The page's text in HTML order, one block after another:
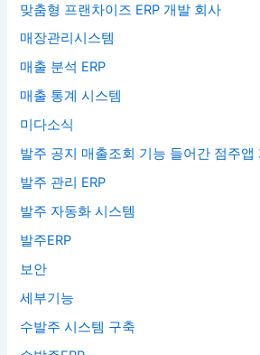
맞춤형 프랜차이즈 ERP 개발 회사
매장관리시스템
매출 분석 ERP
매출 통계 시스템
미다소식
발주 공지 매출조회 기능 들어간 점주앱
발주 관리 ERP
발주 자동화 시스템
발주ERP
보안
세부기능
수발주 시스템 구축